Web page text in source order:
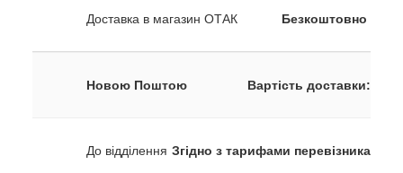
Доставка в магазин ОТАК Безкоштовно
Новою Поштою Вартість доставки:
До відділення Згідно з тарифами перевізника